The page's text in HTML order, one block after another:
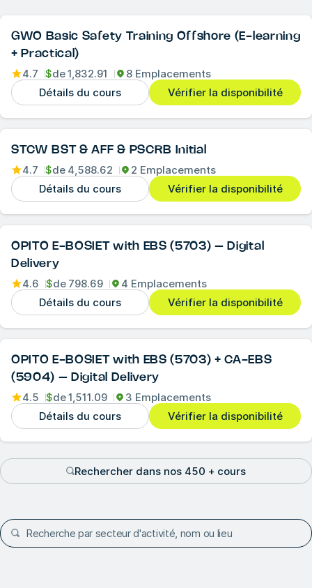
GWO Basic Safety Training Offshore (E-learning
+ Practical)
4.7 $de1,832.91
8 Emplacements
Détails du cours
Vérifier la disponibilité
STCW BST & AFF & PSCRB Initial
4.7 $de 4,588.62
2 Emplacements
Détails du cours
Vérifier la disponibilité
OPITO E-BOSIET with EBS (5703) – Digital
Delivery
4.6 $de 798.69
4 Emplacements
Détails du cours
Vérifier la disponibilité
OPITO E-BOSIET with EBS (5703) + CA-EBS
(5904) – Digital Delivery
4.5 $de1,511.09
3 Emplacements
Détails du cours
Vérifier la disponibilité
Rechercher dans nos 450 + cours